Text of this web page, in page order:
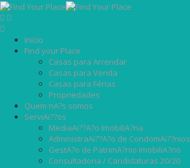
Início
Find your Place
Casas para Arrendar
Casas para Venda
Casas para Férias
Propriedades
Quem nA?s somos
ServiAi??os
MediaAi??A?o ImobiliA?ria
AdministraAi??A?o de CondomAi??nios
GestA?o de PatrimA?nio ImobiliA?rio
Consultadoria / Candidaturas 20/20